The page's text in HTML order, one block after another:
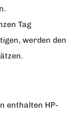
Tag
werden den
enthalten HP-